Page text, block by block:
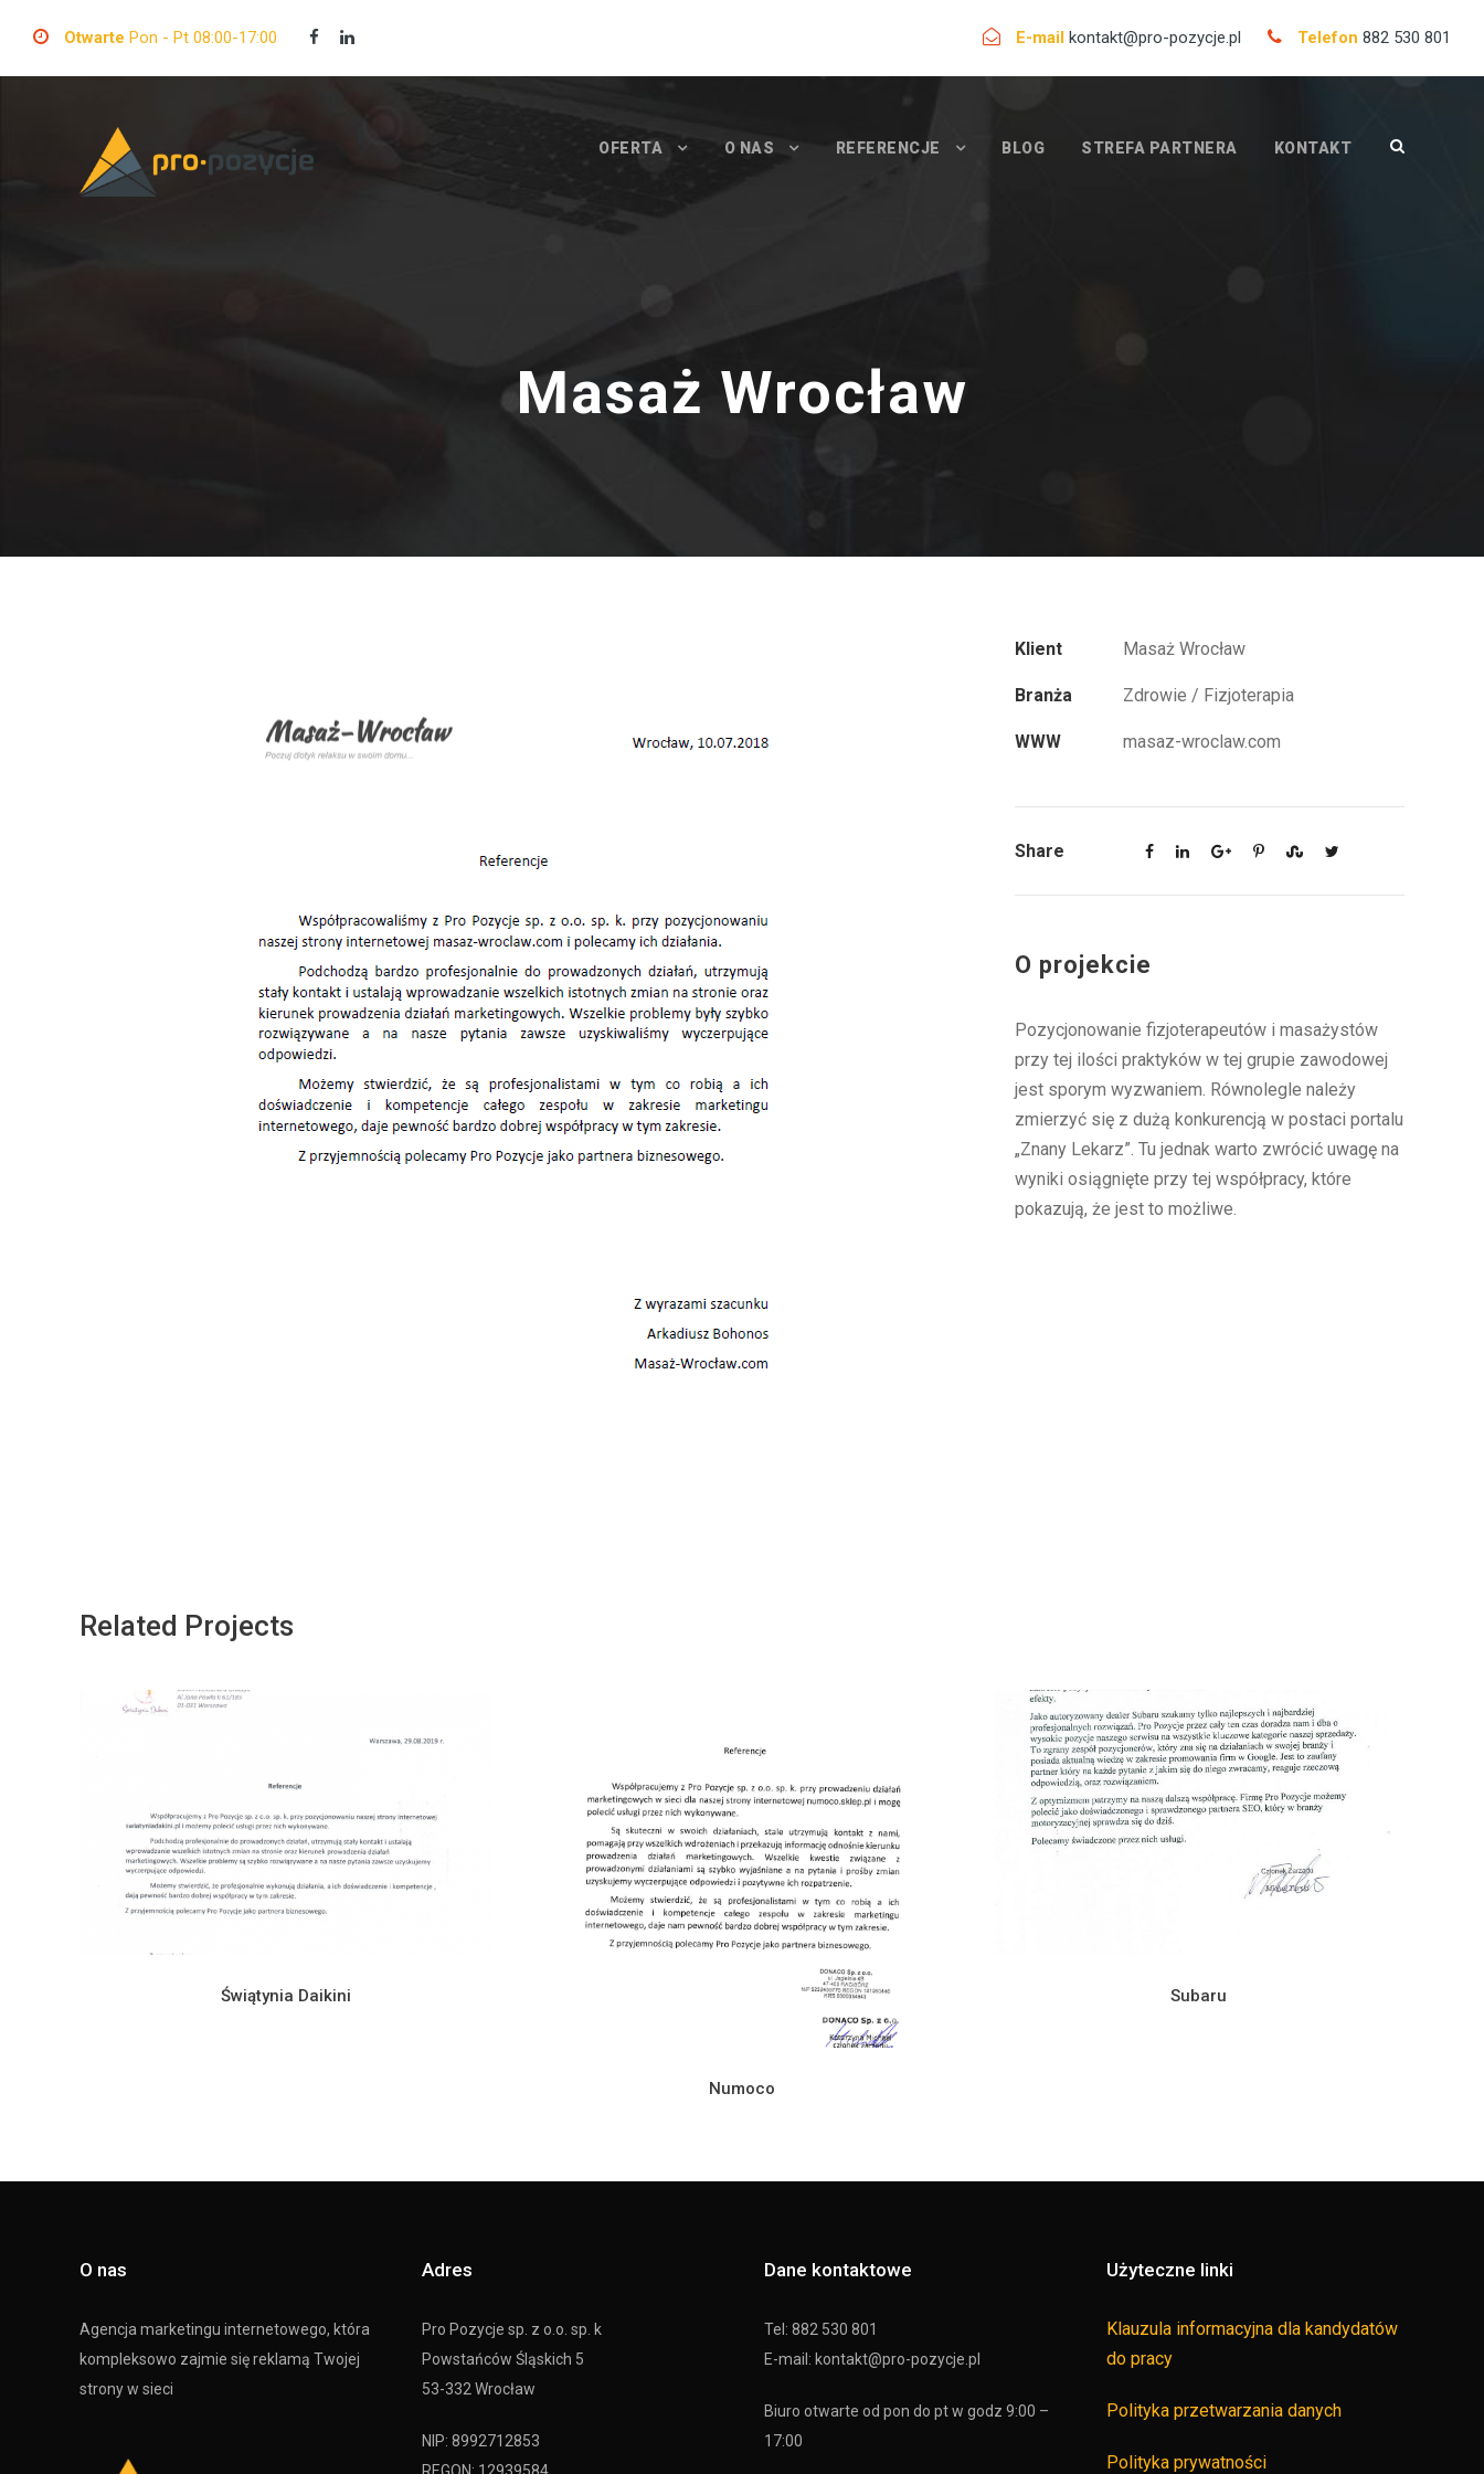
Otwarte Pon - Pt 08:00-17:00 E-mail kontakt@pro-pozycje.pl Telefon 882 530 801
OFERTA O NAS REFERENCJE BLOG STREFA PARTNERA KONTAKT
Masaż Wrocław
Klient Masaż Wrocław
Branża Zdrowie / Fizjoterapia
WWW masaz-wroclaw.com
Share
O projekcie
Pozycjonowanie fizjoterapeutów i masażystów
przy tej ilości praktyków w tej grupie zawodowej
jest sporym wyzwaniem. Równolegle należy
zmierzyć się z dużą konkurencją w postaci portalu
„Znany Lekarz”. Tu jednak warto zwrócić uwagę na
wyniki osiągnięte przy tej współpracy, które
pokazują, że jest to możliwe.
Related Projects
Świątynia Daikini
Numoco
Subaru
O nas
Agencja marketingu internetowego, która
kompleksowo zajmie się reklamą Twojej
strony w sieci
Adres
Pro Pozycje sp. z o.o. sp. k
Powstańców Śląskich 5
53-332 Wrocław
NIP: 8992712853
Dane kontaktowe
Tel: 882 530 801
E-mail: kontakt@pro-pozycje.pl
Biuro otwarte od pon do pt w godz 9:00 –
17:00
Użyteczne linki
Klauzula informacyjna dla kandydatów
do pracy
Polityka przetwarzania danych
Polityka prywatności